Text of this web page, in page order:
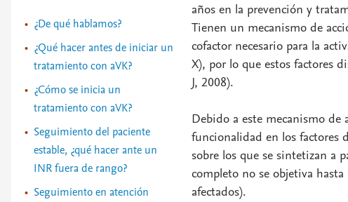
¿De qué hablamos?
¿Qué hacer antes de iniciar un
tratamiento con aVK?
¿Cómo se inicia un
tratamiento con aVK?
Seguimiento del paciente
estable, ¿qué hacer ante un
INR fuera de rango?
Seguimiento en atención
años en la prevención y
Tienen un mecanismo de
cofactor necesario para la
X), por lo que estos factores
J, 2008).
Debido a este mecanismo
funcionalidad en los factores
sobre los que se sintetizan a
completo no se objetiva
afectados).